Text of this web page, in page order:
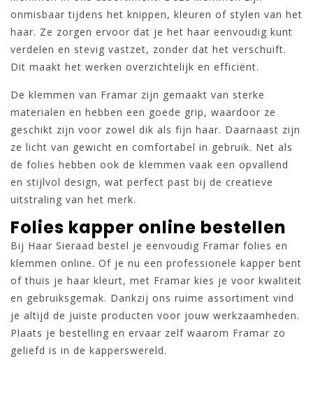
onmisbaar tijdens het knippen, kleuren of stylen van het
haar. Ze zorgen ervoor dat je het haar eenvoudig kunt
verdelen en stevig vastzet, zonder dat het verschuift.
Dit maakt het werken overzichtelijk en efficiënt.
De klemmen van Framar zijn gemaakt van sterke
materialen en hebben een goede grip, waardoor ze
geschikt zijn voor zowel dik als fijn haar. Daarnaast zijn
ze licht van gewicht en comfortabel in gebruik. Net als
de folies hebben ook de klemmen vaak een opvallend
en stijlvol design, wat perfect past bij de creatieve
uitstraling van het merk.
Folies kapper online bestellen
Bij Haar Sieraad bestel je eenvoudig Framar folies en
klemmen online. Of je nu een professionele kapper bent
of thuis je haar kleurt, met Framar kies je voor kwaliteit
en gebruiksgemak. Dankzij ons ruime assortiment vind
je altijd de juiste producten voor jouw werkzaamheden.
Plaats je bestelling en ervaar zelf waarom Framar zo
geliefd is in de kapperswereld.